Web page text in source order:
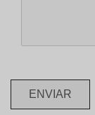
ENVIAR